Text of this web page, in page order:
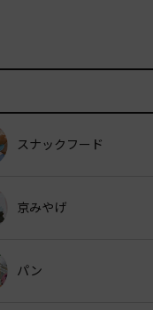
スナックフード
京みやげ
パン